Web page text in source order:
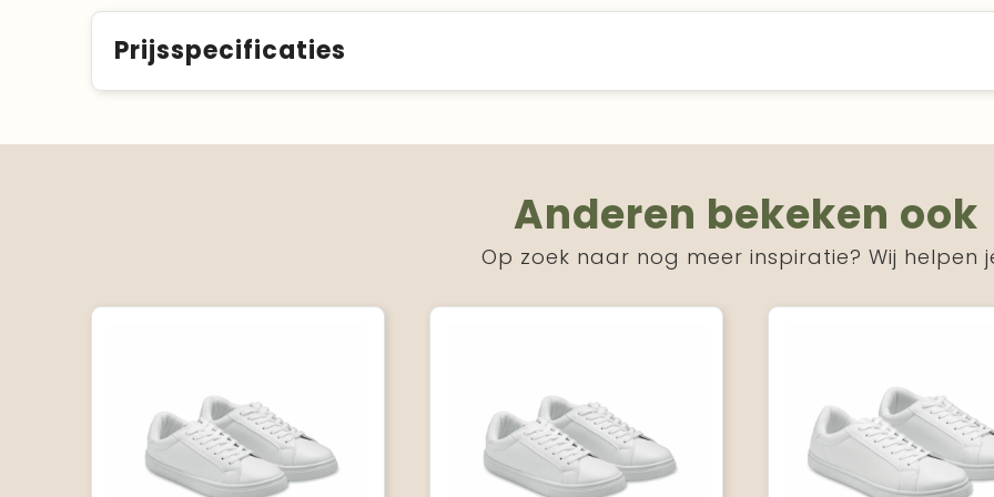
Prijsspecificaties
Anderen bekeken ook
Op zoek naar nog meer inspiratie? Wij helpen